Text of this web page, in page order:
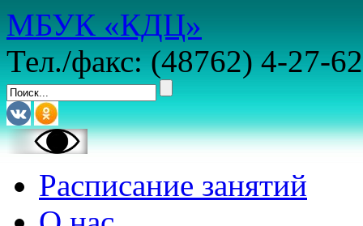
МБУК «КДЦ»
Тел./факс: (48762) 4-27-62
Расписание занятий